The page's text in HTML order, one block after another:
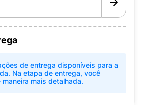
de entrega disponíveis para a
Na etapa de entrega, você
mais detalhada.